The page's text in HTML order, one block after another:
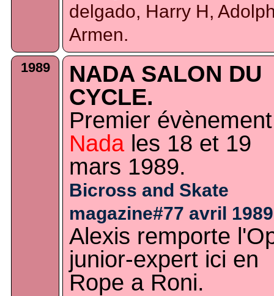
delgado, Harry H,
Armen.
1989
NADA SALON DU
CYCLE.
Premier évènement
Nadales 18 et 19
mars 1989.
Bicross and Skate
magazine#77 avril
Alexis remporte
junior-expert ici en
Rope a Roni.